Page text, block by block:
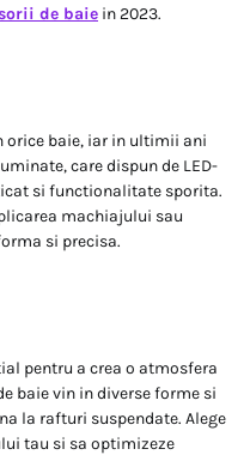
de baie in 2023.
orice baie, iar in ultimii ani
care dispun de LED-
si functionalitate sporita.
machiajului sau
si precisa.
pentru a crea o atmosfera
baie vin in diverse forme si
la rafturi suspendate. Alege
tau si sa optimizeze